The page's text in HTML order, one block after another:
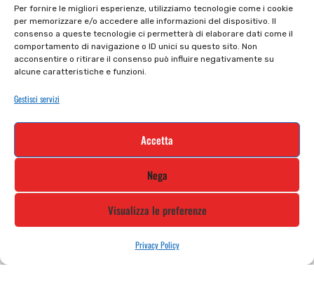
Per fornire le migliori esperienze, utilizziamo tecnologie come i cookie
per memorizzare e/o accedere alle informazioni del dispositivo. Il
consenso a queste tecnologie ci permetterà di elaborare dati come il
comportamento di navigazione o ID unici su questo sito. Non
acconsentire o ritirare il consenso può influire negativamente su
alcune caratteristiche e funzioni.
Gestisci servizi
Accetta
Nega
Visualizza le preferenze
Privacy Policy
Privacy policy
Cookie policy
Tutti prodotti
Termini e condizioni
Iscriviti alla nostra newsletter e rimani